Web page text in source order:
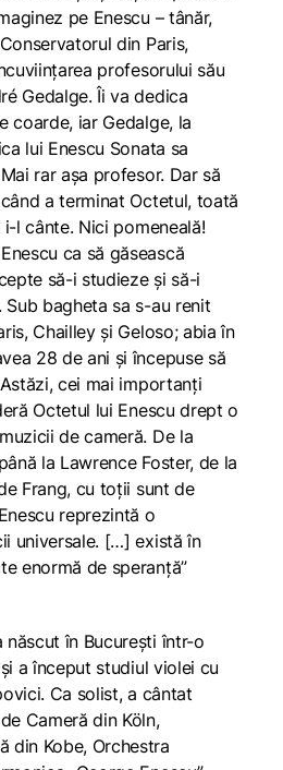
pe Enescu – tânăr,
din Paris,
profesorului său
Gedalge. Îi va dedica
coarde, iar Gedalge, la
lui Enescu Sonata sa
rar așa profesor. Dar să
a terminat Octetul, toată
l cânte. Nici pomeneală!
ca să găsească
să-i studieze și să-i
bagheta sa s-au renit
Chailley și Geloso; abia în
28 de ani și începuse să
cei mai importanți
Octetul lui Enescu drept o
de cameră. De la
la Lawrence Foster, de la
Frang, cu toții sunt de
reprezintă o
universale. […] există în
enormă de speranță”
în Bucureşti într-o
a început studiul violei cu
Ca solist, a cântat
Cameră din Köln,
din Kobe, Orchestra